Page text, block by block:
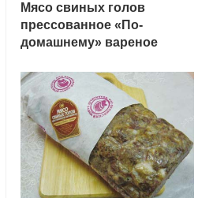
Мясо свиных голов
прессованное «По-
домашнему» вареное